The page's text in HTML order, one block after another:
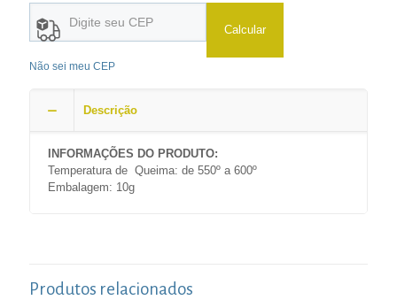
Calcular
Não sei meu CEP
Descrição
INFORMAÇÕES DO PRODUTO:
Temperatura de Queima: de 550º a 600º
Embalagem: 10g
Produtos relacionados